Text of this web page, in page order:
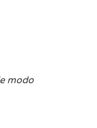
modo